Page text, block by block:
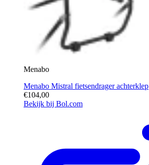
Menabo
Menabo Mistral fietsendrager achterklep
€104,00
Bekijk bij Bol.com